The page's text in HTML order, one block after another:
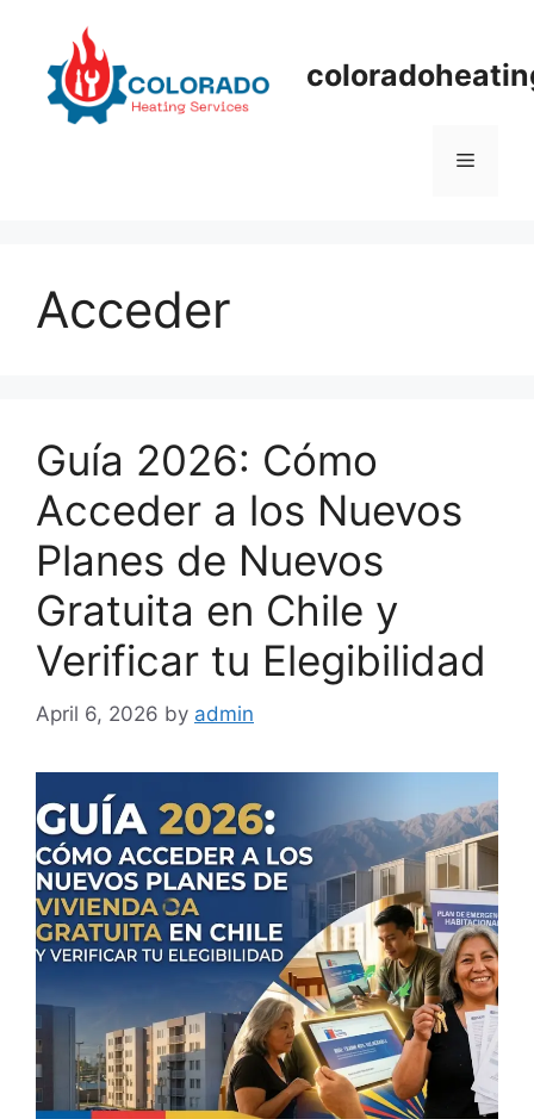
content
Menu
Acceder
Guía 2026: Cómo
Acceder a los Nuevos
Planes de Nuevos
Gratuita en Chile y
Verificar tu Elegibilidad
April 6, 2026 by admin